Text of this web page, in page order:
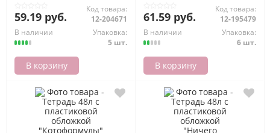
63803 BG
59.19 руб.
Код товара:
12-204671
В наличии
Упаковка:
5 шт.
В корзину
61.59 руб.
Код товара:
12-195479
В наличии
Упаковка:
6 шт.
В корзину